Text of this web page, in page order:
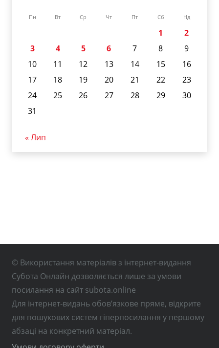
Пн Вт Ср Чт Пт Сб Нд
1
2
3
4 5 6 7 8
9
10
11 12 13 14 15
16
17
18 19 20 21 22
23
24
25 26 27 28 29
30
31
« Лип
© Використання матеріалів з інтернет-видання
Субота Онлайн дозволяється лише за умови
посилання на сайт subota.online
Для інтернет-видань обов’язкове пряме, відкрите
для пошукових систем гіперпосилання у першому
абзаці на конкретний матеріал.